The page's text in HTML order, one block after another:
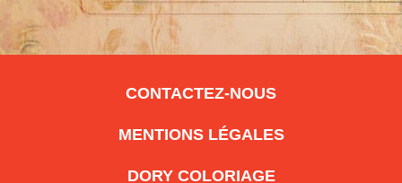
CONTACTEZ-NOUS
MENTIONS LÉGALES
DORY COLORIAGE